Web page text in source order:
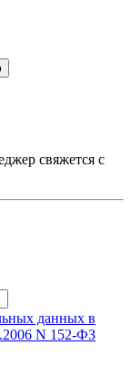
свяжется с
данных в
N 152-ФЗ